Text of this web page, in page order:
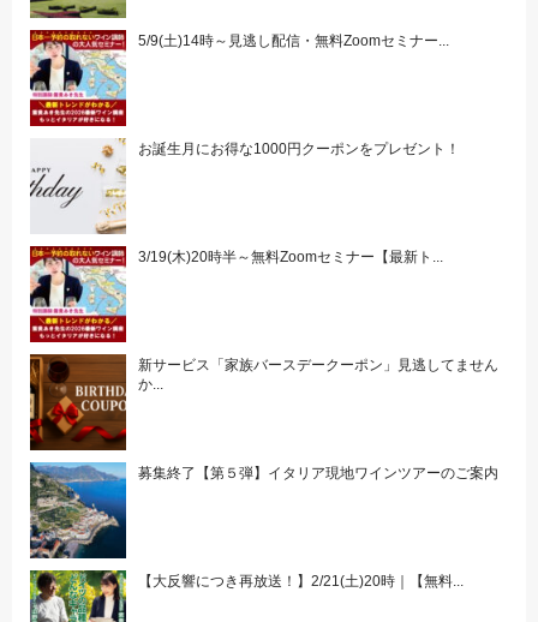
5/9(土)14時～見逃し配信・無料Zoomセミナー...
お誕生月にお得な1000円クーポンをプレゼント！
3/19(木)20時半～無料Zoomセミナー【最新ト...
新サービス「家族バースデークーポン」見逃してません
か...
募集終了【第５弾】イタリア現地ワインツアーのご案内
【大反響につき再放送！】2/21(土)20時｜【無料...